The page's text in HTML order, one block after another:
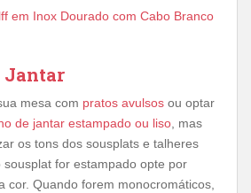
em Inox Dourado com Cabo Branco
Jantar
mesa com pratos avulsos ou optar
de jantar estampado ou liso, mas
os tons dos sousplats e talheres
for estampado opte por
cor. Quando forem monocromáticos,